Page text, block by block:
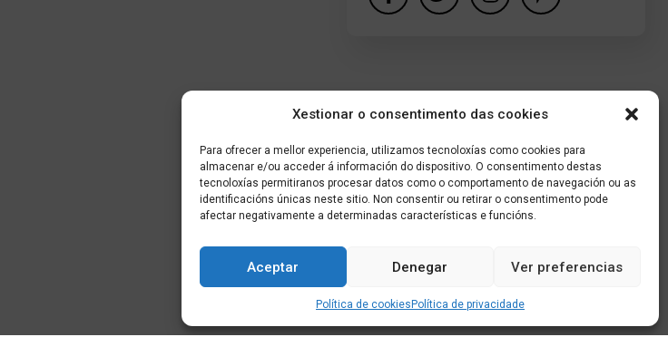
Xestionar o consentimento das cookies
Para ofrecer a mellor experiencia, utilizamos tecnoloxías como cookies para
almacenar e/ou acceder á información do dispositivo. O consentimento destas
tecnoloxías permitiranos procesar datos como o comportamento de navegación ou as
identificacións únicas neste sitio. Non consentir ou retirar o consentimento pode
afectar negativamente a determinadas características e funcións.
Aceptar Denegar Ver preferencias
Política de cookies Política de privacidade